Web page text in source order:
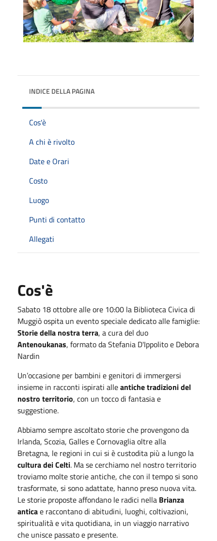
INDICE DELLA PAGINA
Cos'è
A chi è rivolto
Date e Orari
Costo
Luogo
Punti di contatto
Allegati
Cos'è
Sabato 18 ottobre alle ore 10:00 la Biblioteca Civica di
Muggiò ospita un evento speciale dedicato alle famiglie:
Storie della nostra terra, a cura del duo
Antenoukanas, formato da Stefania D'Ippolito e Debora
Nardin
Un’occasione per bambini e genitori di immergersi
insieme in racconti ispirati alleantiche tradizioni del
nostro territorio, con un tocco di fantasia e
suggestione.
Abbiamo sempre ascoltato storie che provengono da
Irlanda, Scozia, Galles e Cornovaglia oltre alla
Bretagna, le regioni in cui si è custodita più a lungo la
cultura dei Celti. Ma se cerchiamo nel nostro territorio
troviamo molte storie antiche, che con il tempo si sono
trasformate, si sono adattate, hanno preso nuova vita.
Le storie proposte affondano le radici nella Brianza
anticae raccontano di abitudini, luoghi, coltivazioni,
spiritualità e vita quotidiana, in un viaggio narrativo
che unisce passato e presente.